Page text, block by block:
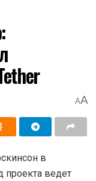
AA
в
проекта ведет